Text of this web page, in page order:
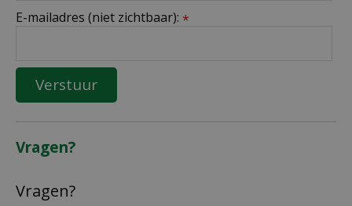
E-mailadres (niet zichtbaar): *
Vragen?
Vragen?